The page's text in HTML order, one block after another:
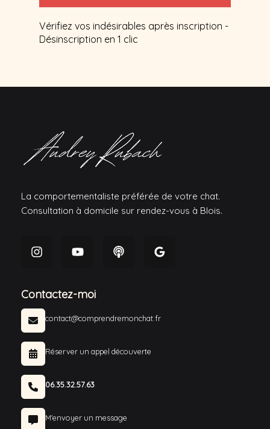
Vérifiez vos indésirables après inscription -
Désinscription en 1 clic
La comportementaliste préférée de votre chat.
Consultation à domicile sur rendez-vous à Blois.
Contactez-moi
contact@comprendremonchat.fr
Réserver un appel découverte
06.35.32.57.63
M'envoyer un message